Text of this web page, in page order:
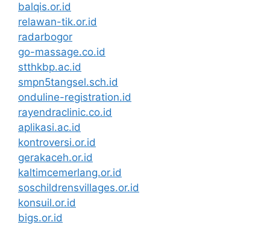
balqis.or.id
relawan-tik.or.id
radarbogor
go-massage.co.id
stthkbp.ac.id
smpn5tangsel.sch.id
onduline-registration.id
rayendraclinic.co.id
aplikasi.ac.id
kontroversi.or.id
gerakaceh.or.id
kaltimcemerlang.or.id
soschildrensvillages.or.id
konsuil.or.id
bigs.or.id